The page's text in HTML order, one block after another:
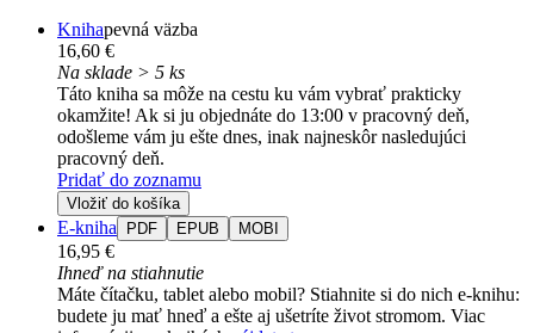
Knihapevná väzba
16,60 €
Na sklade > 5 ks
Táto kniha sa môže na cestu ku vám vybrať prakticky
okamžite! Ak si ju objednáte do 13:00 v pracovný deň,
odošleme vám ju ešte dnes, inak najneskôr nasledujúci
pracovný deň.
Pridať do zoznamu
Vložiť do košíka
E-kniha PDF EPUB MOBI
16,95 €
Ihneď na stiahnutie
Máte čítačku, tablet alebo mobil? Stiahnite si do nich e-knihu:
budete ju mať hneď a ešte aj ušetríte život stromom. Viac